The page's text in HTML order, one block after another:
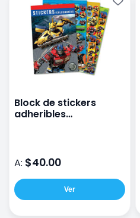
Block de stickers
adheribles
A: $40.00
Ver